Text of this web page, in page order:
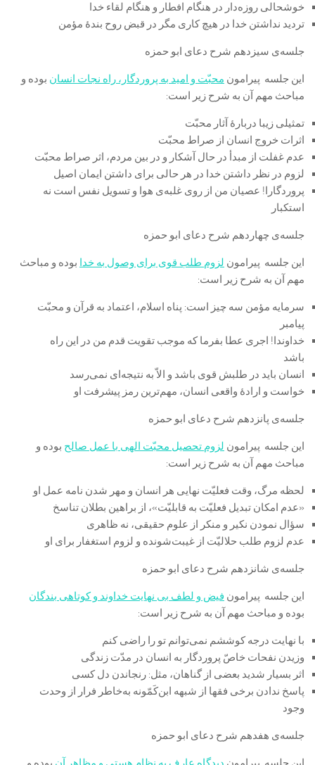
خوشحالی روزه‌دار در هنگام افطار و هنگام لقاء خدا
تردید نداشتن خدا در هیچ کاری مگر در قبض روح بندۀ مؤمن
جلسه‌ی سیزدهم شرح دعای ابو حمزه
این جلسه پیرامون محبّت و امید به پروردگار، راه نجات انسان بوده و
مباحث مهم آن به شرح زیر است:
تمثیلی زیبا دربارۀ آثار محبّت
اثرات خروج انسان از صراط محبّت
عدم غفلت از مبدأ در حال آشکار و در بین مردم، اثر صراط محبّت
لزوم در نظر داشتن خدا در هر حالی برای داشتن ایمان اصیل
پروردگارا! عصیان من از روی غلبه‌ی هوا و تسویل نفس است نه
استکبار
جلسه‌ی چهاردهم شرح دعای ابو حمزه
این جلسه پیرامون لزوم طلب قوی برای وصول به خدا بوده و مباحث
مهم آن به شرح زیر است:
سرمایه مؤمن سه چیز است: پناه اسلام، اعتماد به قرآن و محبّت
پیامبر
خداوندا! اجری عطا بفرما که موجب تقویت قدم من در این راه
باشد
انسان باید در طلبش قوی باشد و الاّ به نتیجه‌ای نمی‌رسد
خواست و ارادۀ واقعی انسان، مهم‌ترین رمز پیشرفت او
جلسه‌ی پانزدهم شرح دعای ابو حمزه
این جلسه پیرامون لزوم تحصیل محبّت الهی با عمل صالح بوده و
مباحث مهم آن به شرح زیر است:
لحظه مرگ، وقت فعلیّت نهایی هر انسان و مهر شدن نامه عمل او
«عدم امکان تبدیل فعلیّت به قابلیّت»، از براهین بطلان تناسخ
سؤال نمودن نکیر و منکر از علوم حقیقی، نه ظاهری
عدم لزوم طلب حلالیّت از غیبت‌شونده و لزوم استغفار برای او
جلسه‌ی شانزدهم شرح دعای ابو حمزه
این جلسه پیرامون فیض و لطف بی نهایت خداوند و کوتاهی بندگان
بوده و مباحث مهم آن به شرح زیر است:
با نهایت درجه کوششم نمی‌توانم تو را راضی کنم
وزیدن نفحات خاصّ پروردگار به انسان در مدّت زندگی
اثر بسیار شدید بعضی از گناهان، مثل: رنجاندن دل کسی
پاسخ ندادن برخی فقها از شبهه ابن‌کَمّونه به‌خاطر فرار از وحدت
وجود
جلسه‌ی هفدهم شرح دعای ابو حمزه